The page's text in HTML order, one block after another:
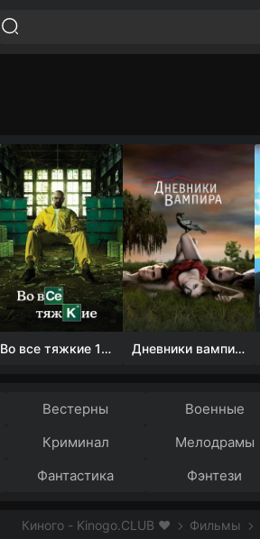
Во все тяжкие 1-5 сезон Дневники вампира (4 сезон)
Вестерны Военные
Криминал Мелодрамы
Фантастика Фэнтези
Киного - Kinogo.CLUB ❤️ Фильмы